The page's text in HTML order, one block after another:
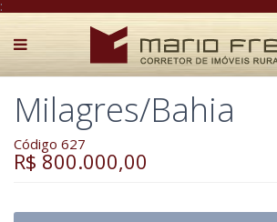
:
Milagres/Bahia
Código 627
R$ 800.000,00